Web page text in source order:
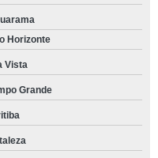
Horizonte
Vista
Grande